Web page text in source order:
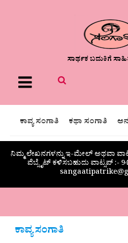
ಸಾರ್ಥಕ ಬದುಕಿಗೆ
Menu
ಕಾವ್ಯ ಸಂಗಾತಿ ಕಥಾ ಸಂಗಾತಿ
ನಿಮ್ಮ ಲೇಖನಗಳನ್ನು ಇ-ಮೇಲ್ ಅಥವಾ
ವೆಬ್ಸೈಟ್ ಕಳಿಸಬಹುದು ವಾಟ್ಸಪ್‌ :-
ಕಾವ್ಯ ಸಂಗಾತಿ